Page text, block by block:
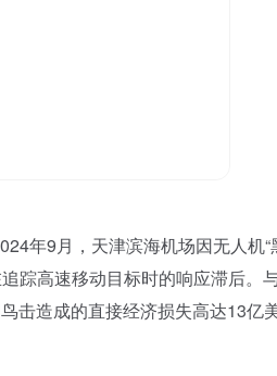
年9月，天津滨海机场因无人机“
踪高速移动目标时的响应滞后。
击造成的直接经济损失高达13亿